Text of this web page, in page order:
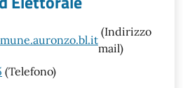
(Indirizzo
mail)
(Telefono)